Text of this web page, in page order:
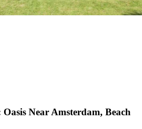
Near Amsterdam, Beach